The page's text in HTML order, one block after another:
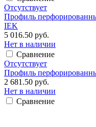
Отсутствует
Профиль
IEK
5 016.50 руб.
Нет в наличии
Сравнение
Отсутствует
Профиль
2 681.50 руб.
Нет в наличии
Сравнение